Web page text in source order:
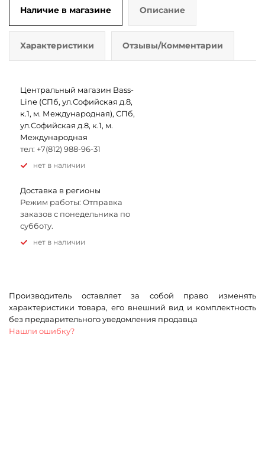
Наличие в магазине Описание
Характеристики Отзывы/Комментарии
Центральный магазин Bass-
Line (СПб, ул.Софийская д.8,
к.1, м. Международная), СПб,
ул.Софийская д.8, к.1, м.
Международная
тел: +7(812) 988-96-31
Нет в наличии
Доставка в регионы
Режим работы: Отправка
заказов с понедельника по
субботу.
Нет в наличии
Производитель оставляет за собой право изменять
характеристики товара, его внешний вид и комплектность
без предварительного уведомления продавца
Нашли ошибку?